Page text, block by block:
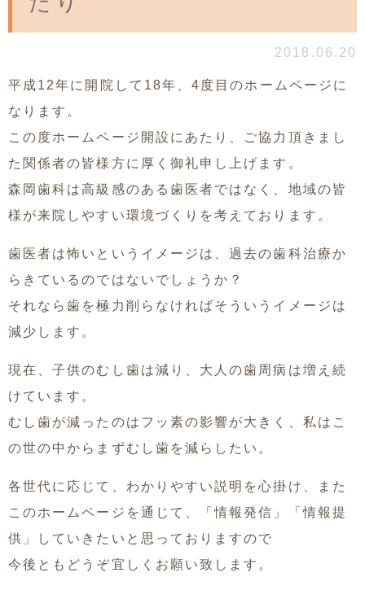
2018.06.20
平成12年に開院して18年、4度目のホームページに
なります。
この度ホームページ開設にあたり、ご協力頂きまし
た関係者の皆様方に厚く御礼申し上げます。
森岡歯科は高級感のある歯医者ではなく、地域の皆
様が来院しやすい環境づくりを考えております。
歯医者は怖いというイメージは、過去の歯科治療か
らきているのではないでしょうか？
それなら歯を極力削らなければそういうイメージは
減少します。
現在、子供のむし歯は減り、大人の歯周病は増え続
けています。
むし歯が減ったのはフッ素の影響が大きく、私はこ
の世の中からまずむし歯を減らしたい。
各世代に応じて、わかりやすい説明を心掛け、また
このホームページを通じて、「情報発信」「情報提
供」していきたいと思っておりますので
今後ともどうぞ宜しくお願い致します。